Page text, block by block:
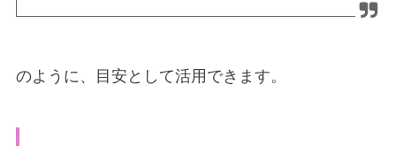
のように、目安として活用できます。